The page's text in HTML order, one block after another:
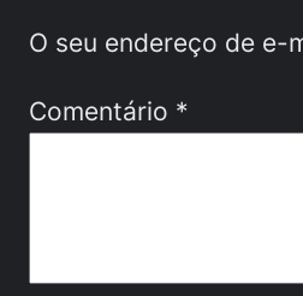
O seu endereço de e-
Comentário *